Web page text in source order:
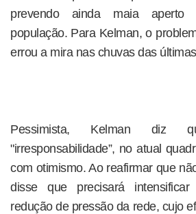
prevendo ainda maia
população. Para Kelman, o
errou a mira nas chuvas das
Pessimista, Kelman diz
"irresponsabilidade”, no atual
com otimismo. Ao reafirmar que
disse que precisará
redução de pressão da rede, cujo